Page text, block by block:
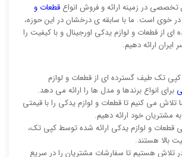
تخصصی در زمینه ارائه و فروش انواع قطعات و
در خوی است. ما با سابقه ی درخشان در این حوزه،
از قطعات و لوازم یدکی اورجینال و با کیفیت را
ارائه دهیم.
کپی تک طیف گسترده ای از قطعات و لوازم
برای انواع برندها و مدل ها را ارائه می دهد.
تلاش می کنیم تا قطعات و لوازم یدکی را با قیمتی
مشتریان خود ارائه دهیم.
قطعات و لوازم یدکی ارائه شده توسط کپی تک،
بالا هستند.
تلاش هستیم تا سفارشات مشتریان را در سریع